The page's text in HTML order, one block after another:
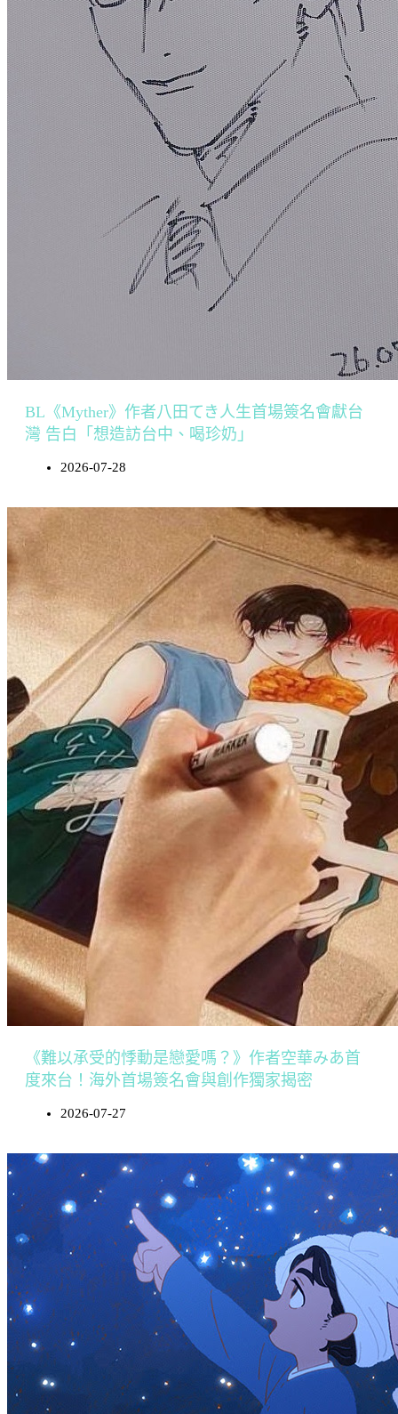
BL《Myther》作者八田てき人生首場簽名會獻台
灣 告白「想造訪台中、喝珍奶」
2026-07-28
《難以承受的悸動是戀愛嗎？》作者空華みあ首
度來台！海外首場簽名會與創作獨家揭密
2026-07-27